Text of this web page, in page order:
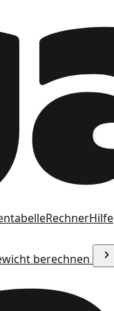
RechnerHilfe
berechnen